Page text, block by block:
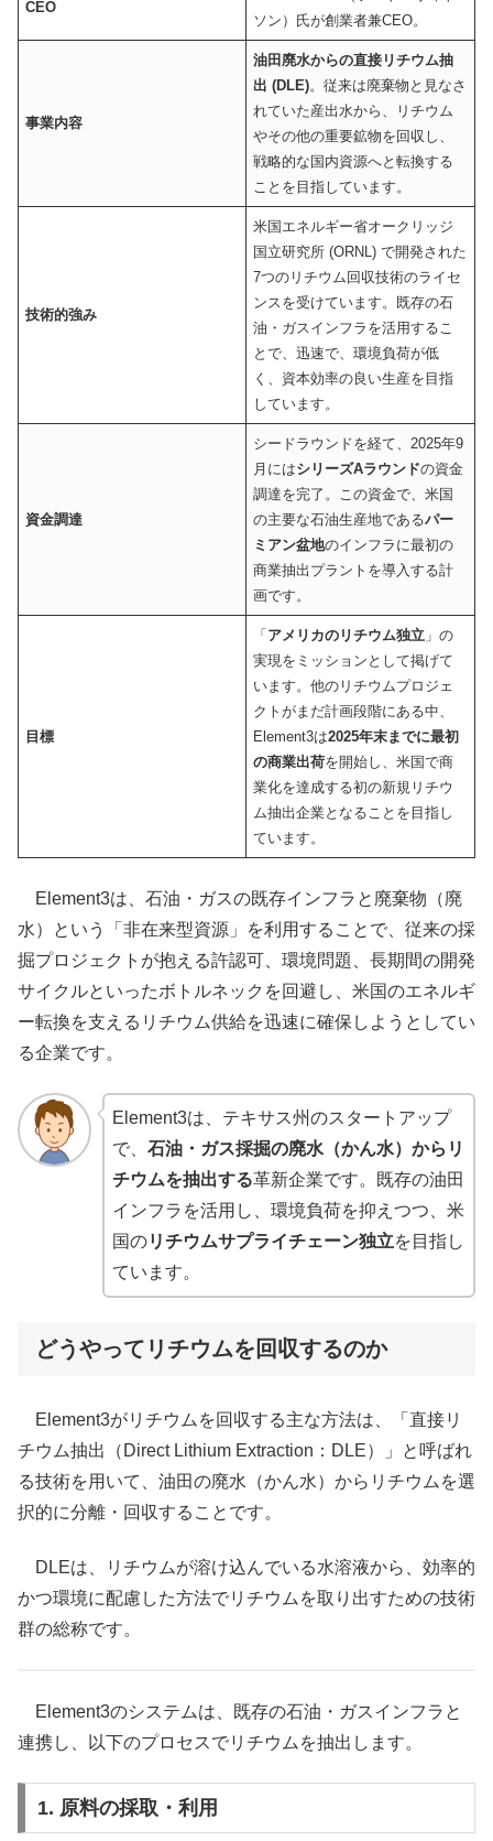
CEO
ソン）氏が創業者兼CEO。
事業内容
油田廃水からの直接リチウム抽
出 (DLE)。従来は廃棄物と見なさ
れていた産出水から、リチウム
やその他の重要鉱物を回収し、
戦略的な国内資源へと転換する
ことを目指しています。
技術的強み
米国エネルギー省オークリッジ
国立研究所 (ORNL) で開発された
7つのリチウム回収技術のライセ
ンスを受けています。既存の石
油・ガスインフラを活用するこ
とで、迅速で、環境負荷が低
く、資本効率の良い生産を目指
しています。
資金調達
シードラウンドを経て、2025年9
月にはシリーズAラウンドの資金
調達を完了。この資金で、米国
の主要な石油生産地であるパー
ミアン盆地のインフラに最初の
商業抽出プラントを導入する計
画です。
目標
「 アメリカのリチウム独立 」の
実現をミッションとして掲げて
います。他のリチウムプロジェ
クトがまだ計画段階にある中、
Element3は2025年末までに最初
の商業出荷を開始し、米国で商
業化を達成する初の新規リチウ
ム抽出企業となることを目指し
ています。
Element3は、石油・ガスの既存インフラと廃棄物（廃
水）という「非在来型資源」を利用することで、従来の採
掘プロジェクトが抱える許認可、環境問題、長期間の開発
サイクルといったボトルネックを回避し、米国のエネルギ
ー転換を支えるリチウム供給を迅速に確保しようとしてい
る企業です。
Element3は、テキサス州のスタートアップ
で、 石油・ガス採掘の廃水（かん水）からリ
チウムを抽出する革新企業です。既存の油田
インフラを活用し、環境負荷を抑えつつ、米
国のリチウムサプライチェーン独立を目指し
ています。
どうやってリチウムを回収するのか
Element3がリチウムを回収する主な方法は、「直接リ
チウム抽出（Direct Lithium Extraction：DLE）」と呼ばれ
る技術を用いて、油田の廃水（かん水）からリチウムを選
択的に分離・回収することです。
DLEは、リチウムが溶け込んでいる水溶液から、効率的
かつ環境に配慮した方法でリチウムを取り出すための技術
群の総称です。
Element3のシステムは、既存の石油・ガスインフラと
連携し、以下のプロセスでリチウムを抽出します。
1. 原料の採取・利用